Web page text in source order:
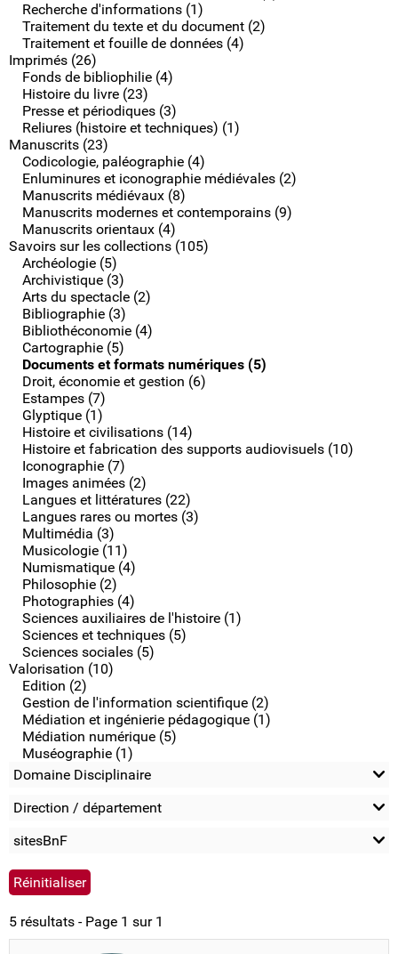
Recherche d'informations (1)
Traitement du texte et du document (2)
Traitement et fouille de données (4)
Imprimés (26)
Fonds de bibliophilie (4)
Histoire du livre (23)
Presse et périodiques (3)
Reliures (histoire et techniques) (1)
Manuscrits (23)
Codicologie, paléographie (4)
Enluminures et iconographie médiévales (2)
Manuscrits médiévaux (8)
Manuscrits modernes et contemporains (9)
Manuscrits orientaux (4)
Savoirs sur les collections (105)
Archéologie (5)
Archivistique (3)
Arts du spectacle (2)
Bibliographie (3)
Bibliothéconomie (4)
Cartographie (5)
Documents et formats numériques (5)
Droit, économie et gestion (6)
Estampes (7)
Glyptique (1)
Histoire et civilisations (14)
Histoire et fabrication des supports audiovisuels (10)
Iconographie (7)
Images animées (2)
Langues et littératures (22)
Langues rares ou mortes (3)
Multimédia (3)
Musicologie (11)
Numismatique (4)
Philosophie (2)
Photographies (4)
Sciences auxiliaires de l'histoire (1)
Sciences et techniques (5)
Sciences sociales (5)
Valorisation (10)
Edition (2)
Gestion de l'information scientifique (2)
Médiation et ingénierie pédagogique (1)
Médiation numérique (5)
Muséographie (1)
Domaine Disciplinaire
Direction / département
sitesBnF
5 résultats - Page 1 sur 1